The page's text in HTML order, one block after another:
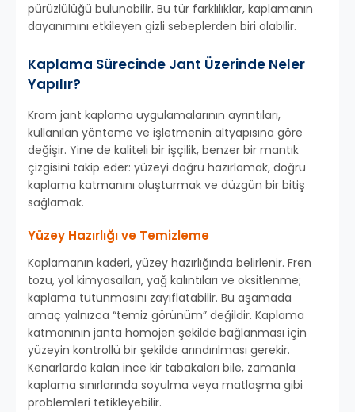
pürüzlülüğü bulunabilir. Bu tür farklılıklar, kaplamanın
dayanımını etkileyen gizli sebeplerden biri olabilir.
Kaplama Sürecinde Jant Üzerinde Neler
Yapılır?
Krom jant kaplama uygulamalarının ayrıntıları,
kullanılan yönteme ve işletmenin altyapısına göre
değişir. Yine de kaliteli bir işçilik, benzer bir mantık
çizgisini takip eder: yüzeyi doğru hazırlamak, doğru
kaplama katmanını oluşturmak ve düzgün bir bitiş
sağlamak.
Yüzey Hazırlığı ve Temizleme
Kaplamanın kaderi, yüzey hazırlığında belirlenir. Fren
tozu, yol kimyasalları, yağ kalıntıları ve oksitlenme;
kaplama tutunmasını zayıflatabilir. Bu aşamada
amaç yalnızca “temiz görünüm” değildir. Kaplama
katmanının janta homojen şekilde bağlanması için
yüzeyin kontrollü bir şekilde arındırılması gerekir.
Kenarlarda kalan ince kir tabakaları bile, zamanla
kaplama sınırlarında soyulma veya matlaşma gibi
problemleri tetikleyebilir.